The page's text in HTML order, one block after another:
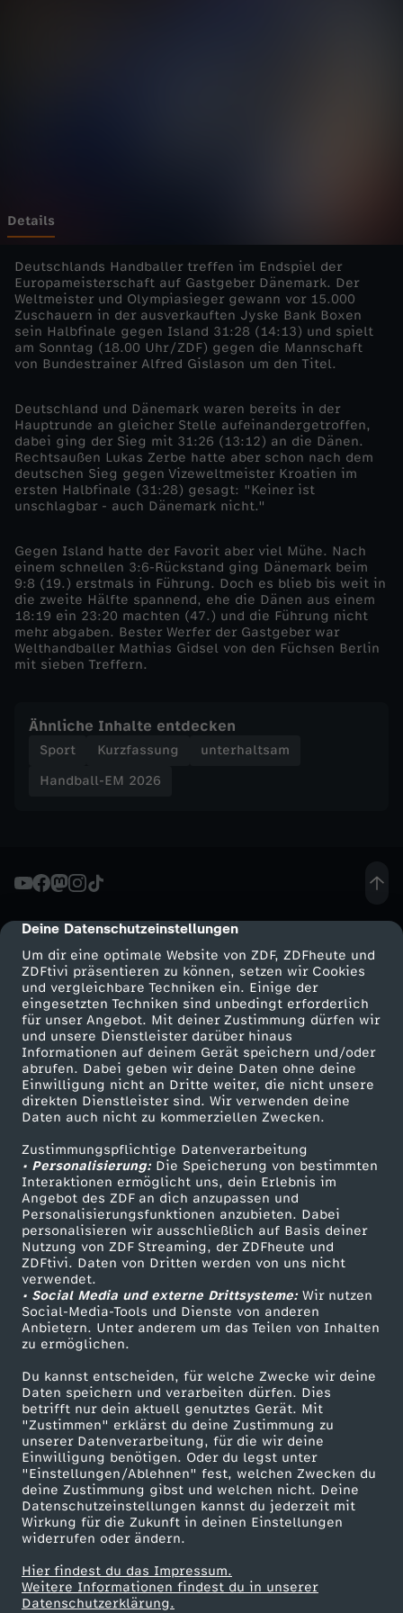
cmp-dialog-description
Deine Datenschutzeinstellungen
Um dir eine optimale Website von ZDF, ZDFheute und
ZDFtivi präsentieren zu können, setzen wir Cookies
und vergleichbare Techniken ein. Einige der
eingesetzten Techniken sind unbedingt erforderlich
für unser Angebot. Mit deiner Zustimmung dürfen wir
und unsere Dienstleister darüber hinaus
Informationen auf deinem Gerät speichern und/oder
abrufen. Dabei geben wir deine Daten ohne deine
Einwilligung nicht an Dritte weiter, die nicht unsere
direkten Dienstleister sind. Wir verwenden deine
Daten auch nicht zu kommerziellen Zwecken.
Zustimmungspflichtige Datenverarbeitung
• Personalisierung:Die Speicherung von bestimmten
Interaktionen ermöglicht uns, dein Erlebnis im
Angebot des ZDF an dich anzupassen und
Personalisierungsfunktionen anzubieten. Dabei
personalisieren wir ausschließlich auf Basis deiner
Nutzung von ZDF Streaming, der ZDFheute und
ZDFtivi. Daten von Dritten werden von uns nicht
verwendet.
• Social Media und externe Drittsysteme:Wir nutzen
Social-Media-Tools und Dienste von anderen
Anbietern. Unter anderem um das Teilen von Inhalten
zu ermöglichen.
Du kannst entscheiden, für welche Zwecke wir deine
Daten speichern und verarbeiten dürfen. Dies
betrifft nur dein aktuell genutztes Gerät. Mit
"Zustimmen" erklärst du deine Zustimmung zu
unserer Datenverarbeitung, für die wir deine
Einwilligung benötigen. Oder du legst unter
"Einstellungen/Ablehnen" fest, welchen Zwecken du
deine Zustimmung gibst und welchen nicht. Deine
Datenschutzeinstellungen kannst du jederzeit mit
Wirkung für die Zukunft in deinen Einstellungen
widerrufen oder ändern.
Hier findest du das Impressum.
Weitere Informationen findest du in unserer
Datenschutzerklärung.
0
2
6
-
D
ä
n
m
a
r
k
ä
p
f
t
I
s
l
a
n
d
n
i
e
d
e
r
Details
Deutschlands Handballer treffen im Endspiel der
Europameisterschaft auf Gastgeber Dänemark. Der
Weltmeister und Olympiasieger gewann vor 15.000
Zuschauern in der ausverkauften Jyske Bank Boxen
sein Halbfinale gegen Island 31:28 (14:13) und spielt
am Sonntag (18.00 Uhr/ZDF) gegen die Mannschaft
von Bundestrainer Alfred Gislason um den Titel.
Deutschland und Dänemark waren bereits in der
Hauptrunde an gleicher Stelle aufeinandergetroffen,
dabei ging der Sieg mit 31:26 (13:12) an die Dänen.
Rechtsaußen Lukas Zerbe hatte aber schon nach dem
deutschen Sieg gegen Vizeweltmeister Kroatien im
ersten Halbfinale (31:28) gesagt: "Keiner ist
unschlagbar - auch Dänemark nicht."
Gegen Island hatte der Favorit aber viel Mühe. Nach
einem schnellen 3:6-Rückstand ging Dänemark beim
9:8 (19.) erstmals in Führung. Doch es blieb bis weit in
die zweite Hälfte spannend, ehe die Dänen aus einem
18:19 ein 23:20 machten (47.) und die Führung nicht
mehr abgaben. Bester Werfer der Gastgeber war
Welthandballer Mathias Gidsel von den Füchsen Berlin
mit sieben Treffern.
Ähnliche Inhalte entdecken
Sport Kurzfassung
unterhaltsam
Handball-EM 2026
Mehr ZDF
ZDF-Apps
Smart TV
ZDFtext
Livestreams
Sendungen A-Z
TV-Programm
Service
ZDFmitreden
Kontakt zum ZDF
Tickets
Zuschauerservice
Hilfe
ZDF Unternehmen
Karriere
ZDF goes Schule
Werbefernsehen
Mainzelmännchen
Partner